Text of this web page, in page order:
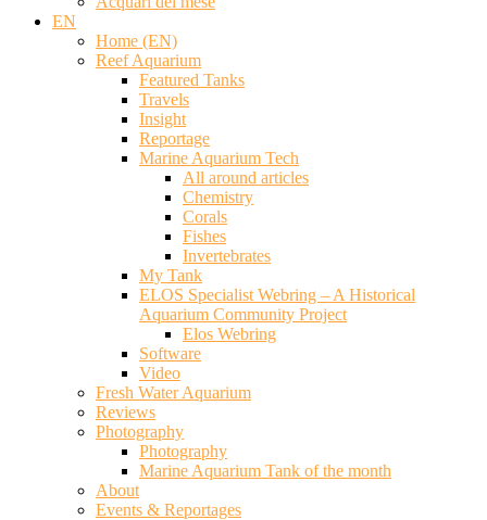
EN
Home (EN)
Reef Aquarium
Featured Tanks
Travels
Insight
Reportage
Marine Aquarium Tech
All around articles
Chemistry
Corals
Fishes
Invertebrates
My Tank
ELOS Specialist Webring – A Historical
Aquarium Community Project
Elos Webring
Software
Video
Fresh Water Aquarium
Reviews
Photography
Photography
Marine Aquarium Tank of the month
About
Events & Reportages